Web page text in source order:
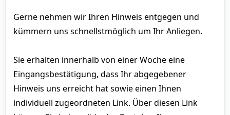
Gerne nehmen wir Ihren Hinweis entgegen und
kümmern uns schnellstmöglich um Ihr Anliegen.
Sie erhalten innerhalb von einer Woche eine
Eingangsbestätigung, dass Ihr abgegebener
Hinweis uns erreicht hat sowie einen Ihnen
individuell zugeordneten Link. Über diesen Link